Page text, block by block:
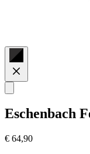
Eschenbach
€ 64,90